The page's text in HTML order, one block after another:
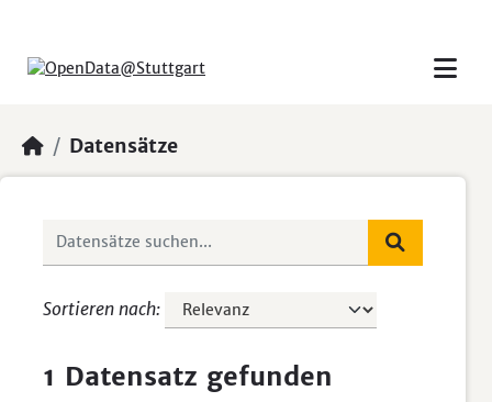
Datensätze
Sortieren nach
1 Datensatz gefunden